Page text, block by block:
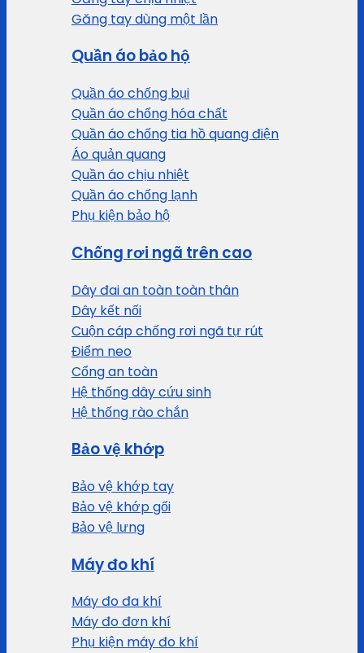
Găng tay dùng một lần
Quần áo bảo hộ
Quần áo chống bụi
Quần áo chống hóa chất
Quần áo chống tia hồ quang điện
Áo quản quang
Quần áo chịu nhiệt
Quần áo chống lạnh
Phụ kiện bảo hộ
Chống rơi ngã trên cao
Dây đai an toàn toàn thân
Dây kết nối
Cuộn cáp chống rơi ngã tự rút
Điểm neo
Cổng an toàn
Hệ thống dây cứu sinh
Hệ thống rào chắn
Bảo vệ khớp
Bảo vệ khớp tay
Bảo vệ khớp gối
Bảo vệ lưng
Máy đo khí
Máy đo đa khí
Máy đo đơn khí
Phụ kiện máy đo khí